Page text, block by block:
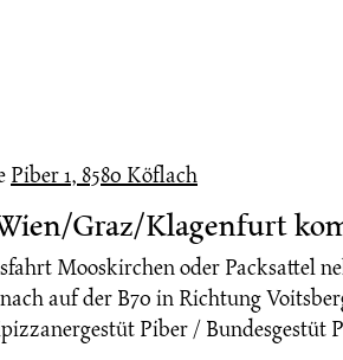
Piber 1, 8580 Köflach
Graz/Klagenfurt
Mooskirchen oder Packsattel
auf der B70 in Richtung
Piber / Bundesgestüt